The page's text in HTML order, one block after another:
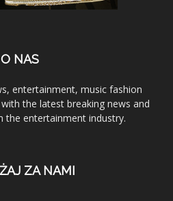
O NAS
entertainment, music fashion
the latest breaking news and
the entertainment industry.
ZA NAMI